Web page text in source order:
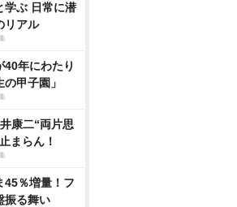
学ぶ 日常に潜
リアル
40年にわたり
甲子園」
康二“両片思
まらん！
45％増量！フ
振る舞い